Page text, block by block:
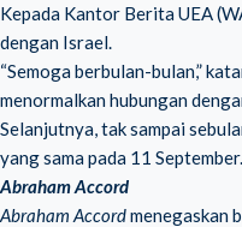
Kepada Kantor Berita UEA
dengan Israel.
“Semoga berbulan-bulan,”
menormalkan hubungan
Selanjutnya, tak sampai
yang sama pada 11 September.
Abraham Accord
Abraham Accordmenegaskan